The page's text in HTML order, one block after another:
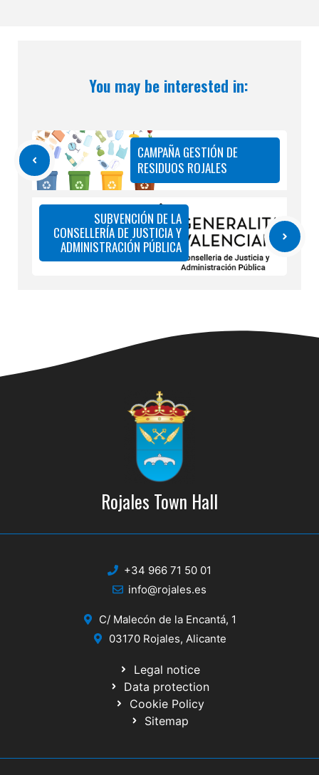
You may be interested in:
CAMPAÑA GESTIÓN DE
RESIDUOS ROJALES
SUBVENCIÓN DE LA
CONSELLERÍA DE JUSTICIA Y
ADMINISTRACIÓN PÚBLICA
Rojales Town Hall
+34 966 71 50 01
info@rojales.es
C/ Malecón de la Encantá, 1
03170 Rojales, Alicante
Legal notice
Data protection
Cookie Policy
Sitemap